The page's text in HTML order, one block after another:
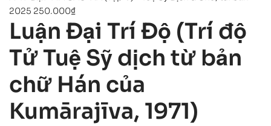
2025 250.000₫
Luận Đại Trí Độ (Trí độ
Tử Tuệ Sỹ dịch từ bản
chữ Hán của
Kumārajīva, 1971)